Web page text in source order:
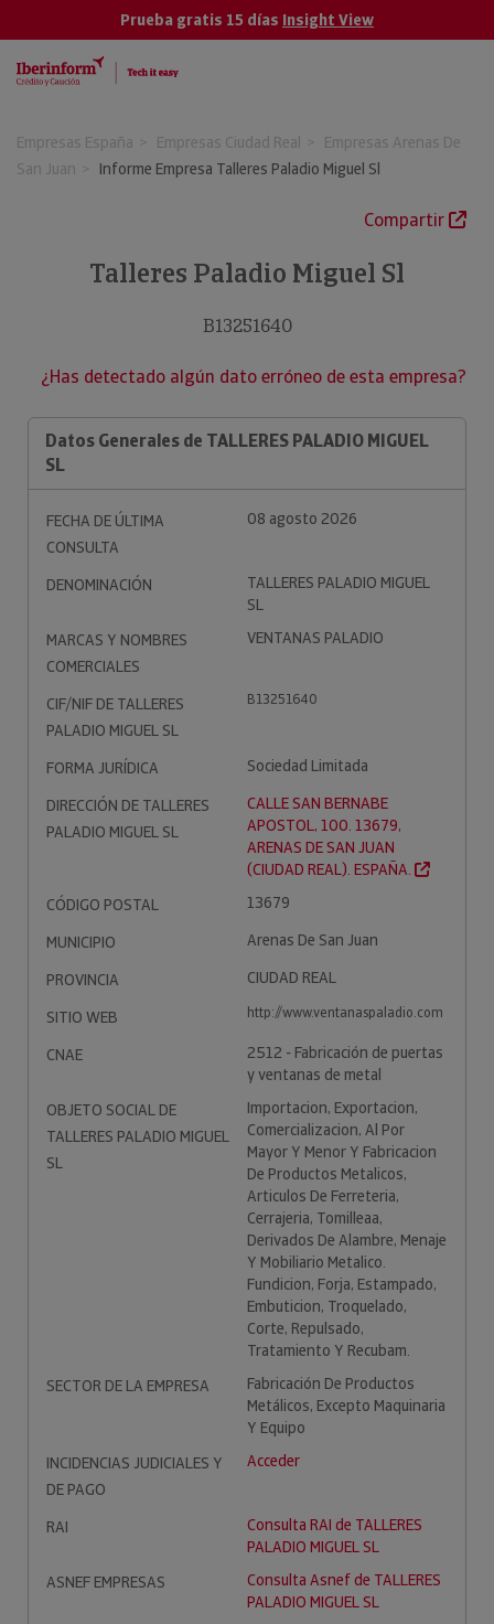
Prueba gratis 15 días Insight View
Empresas España Empresas Ciudad Real
Empresas Arenas De
San Juan
Informe Empresa Talleres Paladio Miguel Sl
Compartir
Talleres Paladio Miguel Sl
B13251640
¿Has detectado algún dato erróneo de esta empresa?
Datos Generales de TALLERES PALADIO MIGUEL
SL
FECHA DE ÚLTIMA
CONSULTA
08 agosto 2026
DENOMINACIÓN
TALLERES PALADIO MIGUEL
SL
MARCAS Y NOMBRES
COMERCIALES
VENTANAS PALADIO
CIF/NIF DE TALLERES
PALADIO MIGUEL SL
B13251640
FORMA JURÍDICA
Sociedad Limitada
DIRECCIÓN DE TALLERES
PALADIO MIGUEL SL
CALLE SAN BERNABE
APOSTOL, 100. 13679,
ARENAS DE SAN JUAN
(CIUDAD REAL). ESPAÑA.
CÓDIGO POSTAL
13679
MUNICIPIO
Arenas De San Juan
PROVINCIA
CIUDAD REAL
SITIO WEB
http://www.ventanaspaladio.com
CNAE
2512 - Fabricación de puertas
y ventanas de metal
OBJETO SOCIAL DE
TALLERES PALADIO MIGUEL
SL
Importacion, Exportacion,
Comercializacion, Al Por
Mayor Y Menor Y Fabricacion
De Productos Metalicos,
Articulos De Ferreteria,
Cerrajeria, Tomilleaa,
Derivados De Alambre, Menaje
Y Mobiliario Metalico.
Fundicion, Forja, Estampado,
Embuticion, Troquelado,
Corte, Repulsado,
Tratamiento Y Recubam.
SECTOR DE LA EMPRESA
Fabricación De Productos
Metálicos, Excepto Maquinaria
Y Equipo
INCIDENCIAS JUDICIALES Y
DE PAGO
Acceder
RAI
Consulta RAI de TALLERES
PALADIO MIGUEL SL
ASNEF EMPRESAS
Consulta Asnef de TALLERES
PALADIO MIGUEL SL